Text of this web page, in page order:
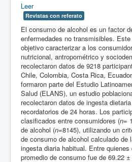
Leer
Revistas con referato
El consumo de alcohol es un factor
enfermedades no transmisibles.
objetivo caracterizar a los
nutricional, antropométrico y
recolectaron datos de 9218
Chile, Colombia, Costa Rica,
formaron parte del Estudio
Salud (ELANS), un estudio
recolectaron datos de ingesta
recordatorios de 24 horas. Los
clasificados entre consumidores (n=
de alcohol (n=8145), utilizando un
de consumo de alcohol calculado de
ingesta diaria habitual. Entre
promedio de consumo fue de 69.22